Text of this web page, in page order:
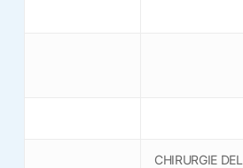
CHIRURGIE DEL